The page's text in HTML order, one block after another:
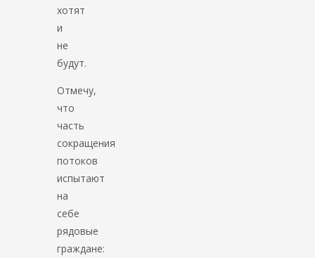
хотят
и
не
будут.
Отмечу,
что
часть
сокращения
потоков
испытают
на
себе
рядовые
граждане: